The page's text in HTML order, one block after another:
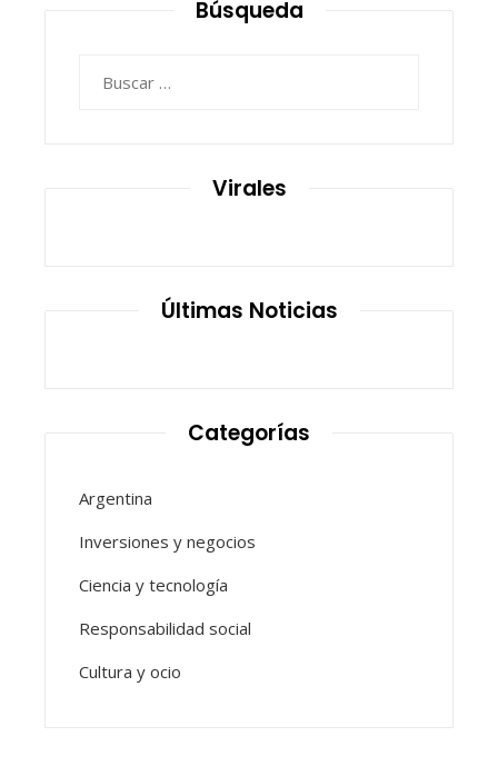
Búsqueda
Virales
Últimas Noticias
Categorías
Argentina
Inversiones y negocios
Ciencia y tecnología
Responsabilidad social
Cultura y ocio